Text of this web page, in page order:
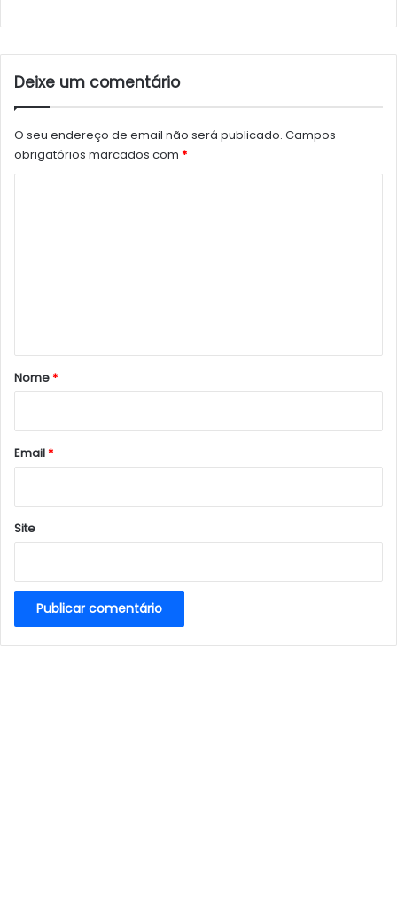
Deixe um comentário
O seu endereço de email não será publicado. Campos
obrigatórios marcados com *
r
*
Nome*
Email*
Site